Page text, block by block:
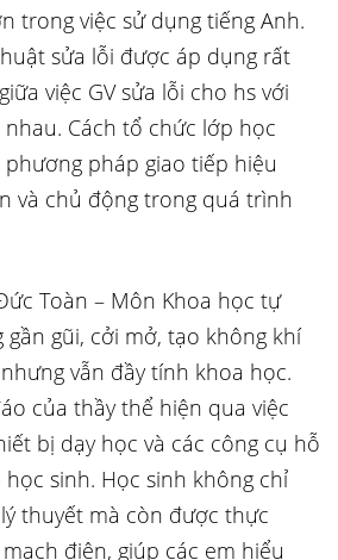
trong việc sử dụng tiếng Anh.
sửa lỗi được áp dụng rất
việc GV sửa lỗi cho hs với
Cách tổ chức lớp học
pháp giao tiếp hiệu
và chủ động trong quá trình
Toàn – Môn Khoa học tự
gần gũi, cởi mở, tạo không khí
vẫn đầy tính khoa học.
của thầy thể hiện qua việc
bị dạy học và các công cụ hỗ
sinh. Học sinh không chỉ
thuyết mà còn được thực
điện, giúp các em hiểu